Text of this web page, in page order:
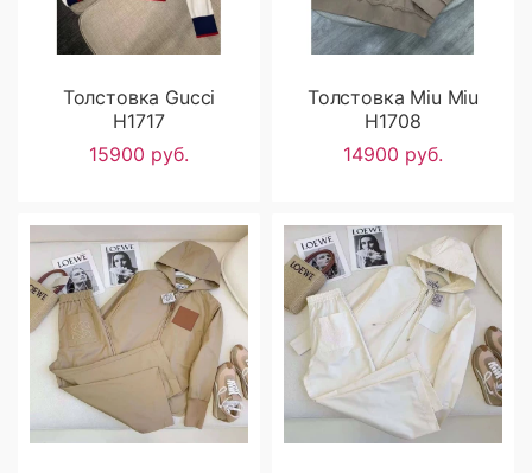
Толстовка Gucci
H1717
15900 руб.
Толстовка Miu Miu
H1708
14900 руб.